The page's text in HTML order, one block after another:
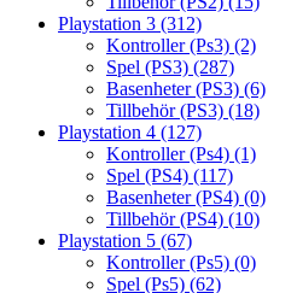
Playstation 3 (312)
Kontroller (Ps3) (2)
Spel (PS3) (287)
Basenheter (PS3) (6)
Tillbehör (PS3) (18)
Playstation 4 (127)
Kontroller (Ps4) (1)
Spel (PS4) (117)
Basenheter (PS4) (0)
Tillbehör (PS4) (10)
Playstation 5 (67)
Kontroller (Ps5) (0)
Spel (Ps5) (62)